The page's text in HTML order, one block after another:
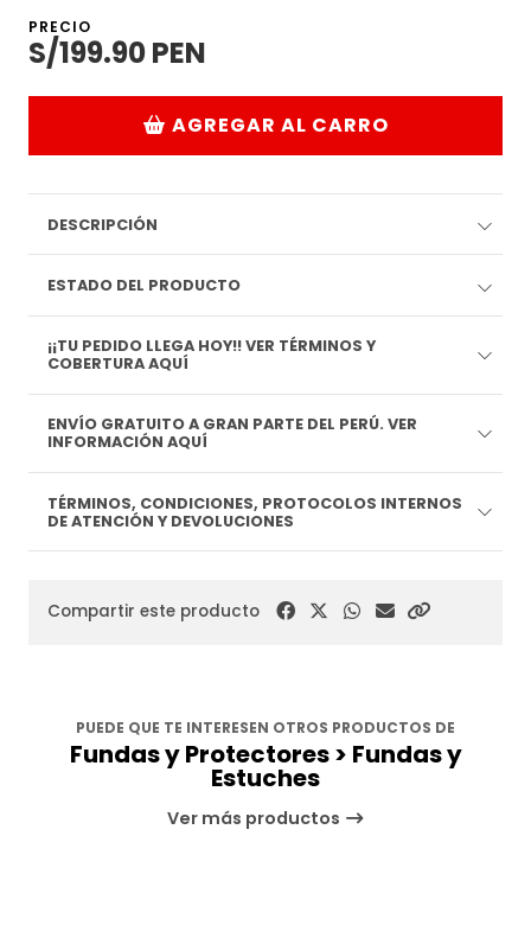
PRECIO
S/199.90 PEN
AGREGAR AL CARRO
DESCRIPCIÓN
ESTADO DEL PRODUCTO
¡¡TU PEDIDO LLEGA HOY!! VER TÉRMINOS Y
COBERTURA AQUÍ
ENVÍO GRATUITO A GRAN PARTE DEL PERÚ. VER
INFORMACIÓN AQUÍ
TÉRMINOS, CONDICIONES, PROTOCOLOS INTERNOS
DE ATENCIÓN Y DEVOLUCIONES
Compartir este producto
PUEDE QUE TE INTERESEN OTROS PRODUCTOS DE
Fundas y Protectores > Fundas y
Estuches
Ver más productos